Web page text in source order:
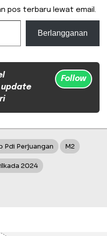
pos terbaru lewat email.
Berlangganan
update
Follow
Pdi Perjuangan M2
2024